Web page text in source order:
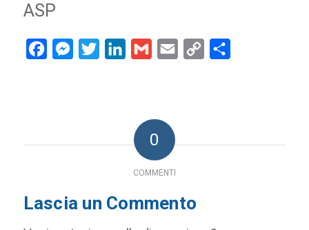
ASP
FacebookMessenger
Twitter LinkedInGmail Email
Copy
0
COMMENTI
Lascia un Commento